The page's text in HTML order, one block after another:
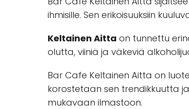
ihmisille. Sen erikoisuuksiin
Keltainen Aitta on tunnettu
olutta, viiniä ja väkeviä
Bar Cafe Keltainen Aitta on
korostetaan sen trendikkuutta
mukavaan ilmastoon.